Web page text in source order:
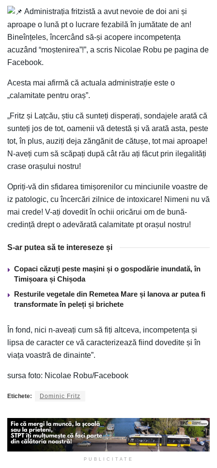
Administrația fritzistă a avut nevoie de doi ani și
aproape o lună pt o lucrare fezabilă în jumătate de an!
Bineînțeles, încercând să-și acopere incompetența
acuzând “moștenirea”!”, a scris Nicolae Robu pe pagina de
Facebook.
Acesta mai afirmă că actuala administrație este o
„calamitate pentru oraș”.
„Fritz și Lațcău, știu că sunteți disperați, sondajele arată că
sunteți jos de tot, oamenii vă detestă și vă arată asta, peste
tot, în plus, auziți deja zăngănit de cătușe, tot mai aproape!
N-aveți cum să scăpați după cât rău ați făcut prin ilegalități
crase orașului nostru!
Opriți-vă din sfidarea timișorenilor cu minciunile voastre de
iz patologic, cu încercări zilnice de intoxicare! Nimeni nu vă
mai crede! V-ați dovedit în ochii oricărui om de bună-
credință drept o adevărată calamitate pt orașul nostru!
S-ar putea să te intereseze și
Copaci căzuți peste mașini și o gospodărie inundată, în
Timișoara și Chișoda
Resturile vegetale din Remetea Mare și Ianova ar putea fi
transformate în peleți și brichete
În fond, nici n-aveați cum să fiți altceva, incompetența și
lipsa de caracter ce vă caracterizează fiind dovedite și în
viața voastră de dinainte”.
sursa foto: Nicolae Robu/Facebook
Etichete: Dominic Fritz
PUBLICITATE